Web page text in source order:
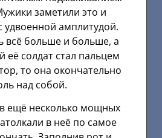
заметили это и
удвоенной амплитудой.
всё больше и больше, а
её солдат стал пальцем
то она окончательно
над собой.
ещё несколько мощных
в неё по самое